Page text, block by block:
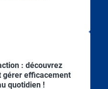
: découvrez
gérer efficacement
quotidien !